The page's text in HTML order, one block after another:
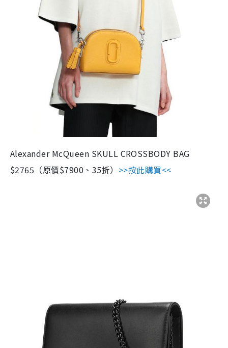
Alexander McQueen SKULL CROSSBODY BAG
$2765（原價$7900、35折） >>按此購買<<